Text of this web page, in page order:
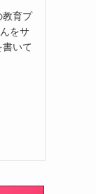
教育プ
をサ
書いて